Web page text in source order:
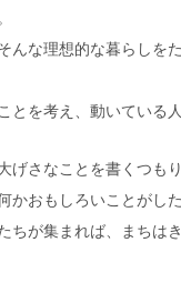
んな理想的な暮らしを
とを考え、動いている
げさなことを書くつも
かおもしろいことがした
ちが集まれば、まちは